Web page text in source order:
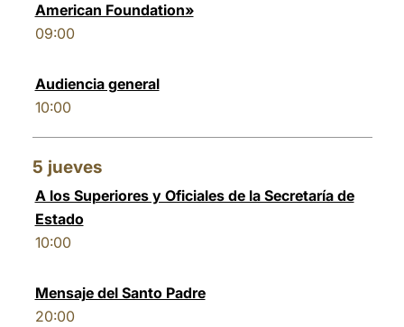
American Foundation»
09:00
Audiencia general
10:00
5 jueves
A los Superiores y Oficiales de la Secretaría de
Estado
10:00
Mensaje del Santo Padre
20:00